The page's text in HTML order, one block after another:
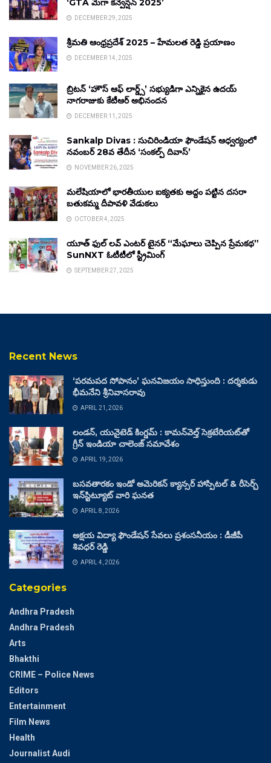
DECEMBER 29, 2025
శ్రీమతి ఆంధ్రప్రదేశ్ 2025 – హేమలత రెడ్డి ప్రయాణం
DECEMBER 14, 2025
బ్రిటన్ ‘హౌస్ ఆఫ్ లార్డ్స్’ సభ్యుడిగా ఎన్నికైన ఉదయ్
నాగరాజుకు కేటీఆర్ అభినందన
DECEMBER 11, 2025
Sankalp Divas : సుచిరిండియా ఫౌండేషన్ ఆధ్వర్యంలో
నవంబర్ 28వ తేదీన ‘సంకల్ప్ దివాస్’
NOVEMBER 26, 2025
మలేషియాలో భారతీయుల ఐక్యతకు అద్దం పట్టిన దసరా
బతుకమ్మ దీపావళి వేడుకలు
OCTOBER 4, 2025
యూత్ ఫుల్ లవ్ ఎంటర్ టైనర్ “మేఘాలు చెప్పిన ప్రేమకథ”
SunNXT ఓటీటీలో స్ట్రీమింగ్
SEPTEMBER 27, 2025
Recent News
‘పరమపద సోపానం’ ఘనవిజయం సాధిస్తుంది : దర్శకుడు
భీమనేని శ్రీనివాసరావు
APRIL 21, 2026
లండన్, యునైటెడ్ కింగ్డమ్ : కామన్‌వెల్త్ సెక్రటేరియట్‌తో
గ్రీన్ ఇండియా చాలెంజ్ సమావేశం
APRIL 19, 2026
బసవతారకం ఇండో అమెరికన్ క్యాన్సర్ హాస్పిటల్ & రీసెర్చ్
ఇన్‌స్టిట్యూట్ వారి ఘనత
APRIL 8, 2026
అక్షయ విద్యా ఫౌండేషన్ సేవలు ప్రశంసనీయం : డీజీపీ
శివధర్ రెడ్డి
APRIL 4, 2026
Categories
Andhra Pradesh
Andhra Pradesh
Arts
Bhakthi
CRIME – Police News
Editors
Entertainment
Film News
Health
Journalist Audi